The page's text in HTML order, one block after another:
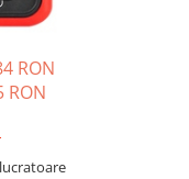
RON
RON